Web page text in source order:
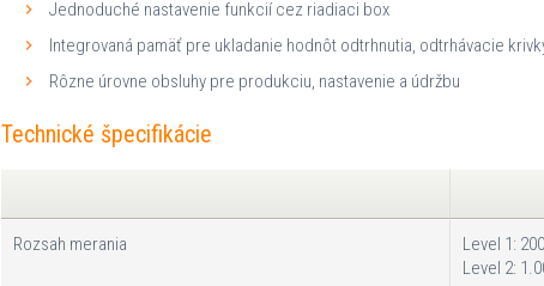
Jednoduché nastavenie funkcií cez riadiaci box
Integrovaná pamäť pre ukladanie hodnôt odtrhnutia, odtrhávacie
Rôzne úrovne obsluhy pre produkciu, nastavenie a údržbu
Technické špecifikácie
Rozsah merania
Level 1:
Level 2: